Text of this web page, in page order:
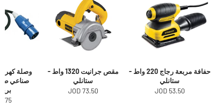
حفافة مربعة رجاج 220 واط -
ستانلي
53.50 JOD
مقص جرانيت 1320 واط -
ستانلي
73.50 JOD
وصلة
JOD